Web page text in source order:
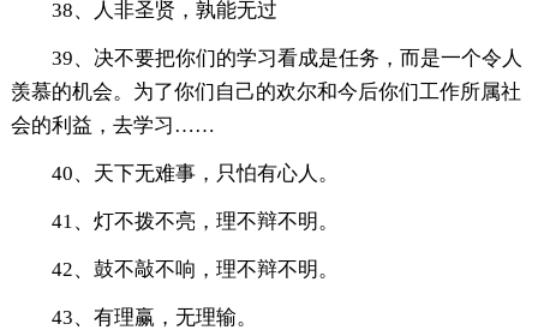
38、人非圣贤，孰能无过
39、决不要把你们的学习看成是任务，而是一个令人
羡慕的机会。为了你们自己的欢尔和今后你们工作所属社
会的利益，去学习……
40、天下无难事，只怕有心人。
41、灯不拨不亮，理不辩不明。
42、鼓不敲不响，理不辩不明。
43、有理赢，无理输。